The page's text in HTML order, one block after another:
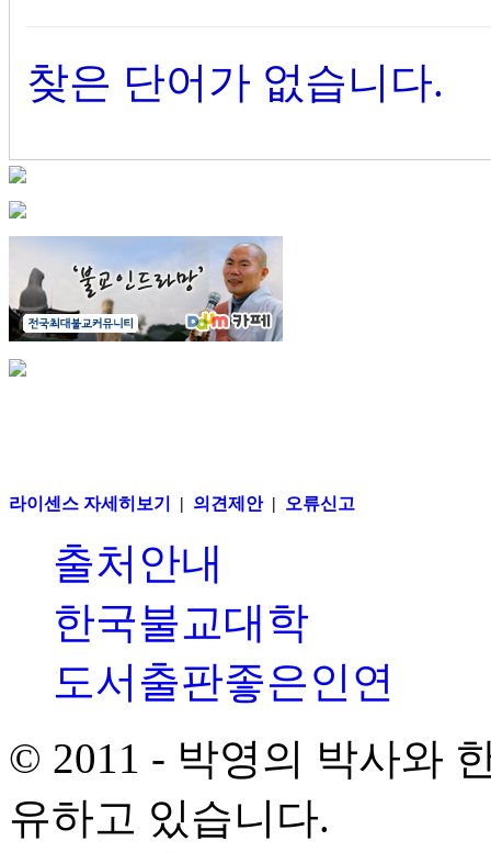
찾은 단어가 없습니다.
라이센스 자세히보기 | 의견제안| 오류신고
출처안내
한국불교대학
도서출판좋은인연
© 2011 - 박영의 박사와
유하고 있습니다.